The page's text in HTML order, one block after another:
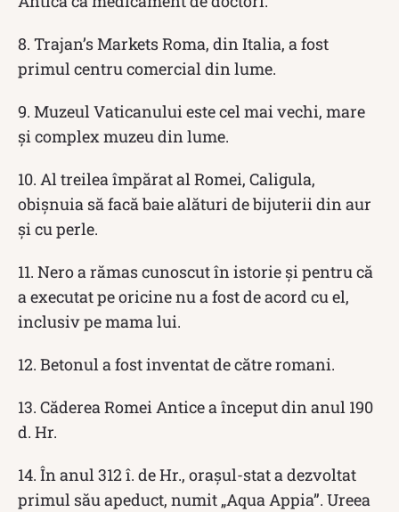
8. Trajan’s Markets Roma, din Italia, a fost
primul centru comercial din lume.
9. Muzeul Vaticanului este cel mai vechi, mare
și complex muzeu din lume.
10. Al treilea împărat al Romei, Caligula,
obișnuia să facă baie alături de bijuterii din aur
și cu perle.
11. Nero a rămas cunoscut în istorie și pentru că
a executat pe oricine nu a fost de acord cu el,
inclusiv pe mama lui.
12. Betonul a fost inventat de către romani.
13. Căderea Romei Antice a început din anul 190
d. Hr.
14. În anul 312 î. de Hr., orașul-stat a dezvoltat
primul său apeduct, numit „Aqua Appia”. Ureea